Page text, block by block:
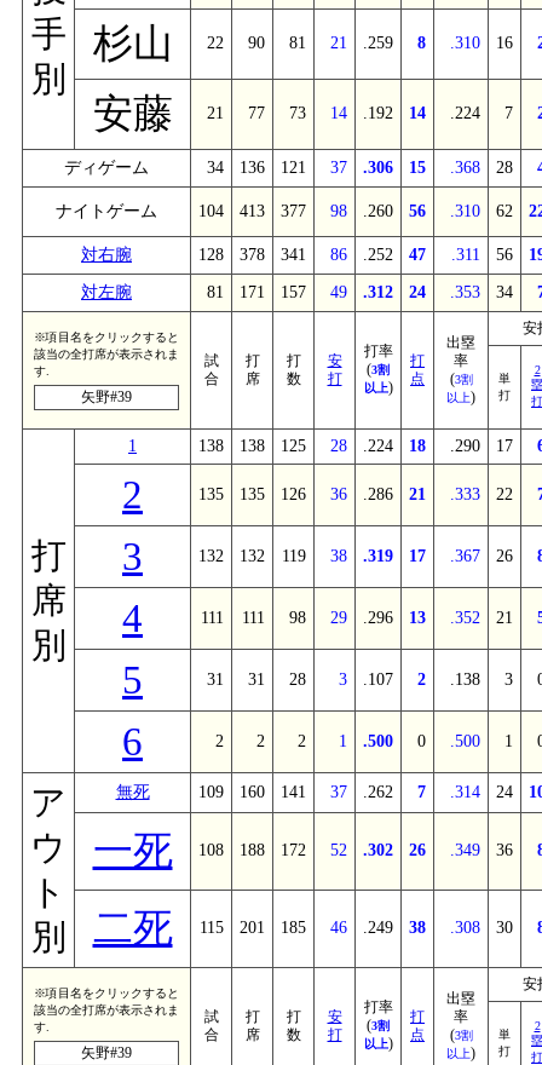
手
別
杉山 22 90 81 21 .259 8 .310 16
安藤 21 77 73 14 .192 14 .224 7
ディゲーム 34 136 121 37 .306 15 .368 28
ナイトゲーム 104 413 377 98 .260 56 .310 62
対右腕 128 378 341 86 .252 47 .311 56
対左腕 81 171 157 49 .312 24 .353 34
※項目名をクリックすると
該当の全打席が表示されま
す.
矢野#39
試
合
打
席
打
数
安
打
打率
(3割
以上)
打
点
出塁
率
(3割
以上)
安
単
打
2
塁
打
打
席
別
1 138 138 125 28 .224 18 .290 17
2 135 135 126 36 .286 21 .333 22
3 132 132 119 38 .319 17 .367 26
4 111 111 98 29 .296 13 .352 21
5 31 31 28 3 .107 2 .138 3
6 2 2 2 1 .500 0 .500 1
ア
ウ
ト
別
無死 109 160 141 37 .262 7 .314 24
一死 108 188 172 52 .302 26 .349 36
二死 115 201 185 46 .249 38 .308 30
※項目名をクリックすると
該当の全打席が表示されま
す.
矢野#39
試
合
打
席
打
数
安
打
打率
(3割
以上)
打
点
出塁
率
(3割
以上)
安
単
打
2
塁
打